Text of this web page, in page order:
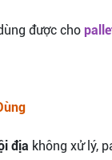
được cho
địa không xử lý,